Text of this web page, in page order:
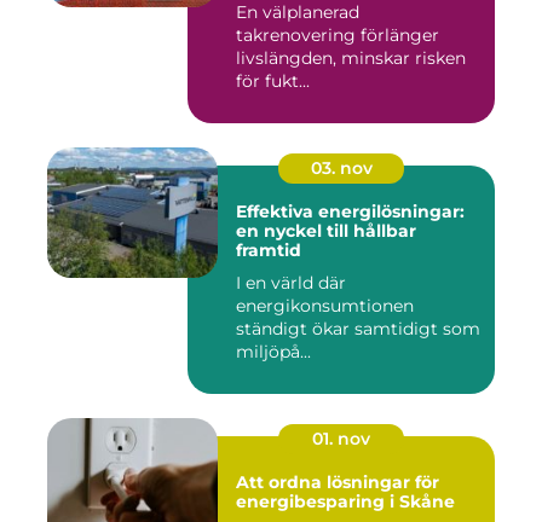
En välplanerad
takrenovering förlänger
livslängden, minskar risken
för fukt...
03. nov
Effektiva energilösningar:
en nyckel till hållbar
framtid
I en värld där
energikonsumtionen
ständigt ökar samtidigt som
miljöpå...
01. nov
Att ordna lösningar för
energibesparing i Skåne